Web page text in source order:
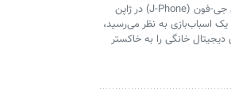
مهندسان شرکت شارپ (Sharp) و اپراتور مخابراتی جی-فون (J-Phone) در ژاپن
اسباب‌بازی به نظر می‌رسید،
خانگی را به خاکستر